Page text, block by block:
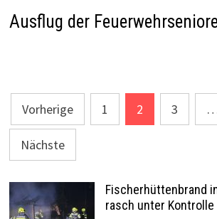
Ausflug der
Seitennummerierung
der
Beiträge
Vorherige 1 2 3
Nächste
Fischerhüttenbrand
rasch unter Kontrolle